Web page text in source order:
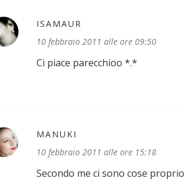
ISAMAUR
10 febbraio 2011 alle ore 09:50
Ci piace parecchioo *.*
MANUKI
10 febbraio 2011 alle ore 15:18
Secondo me ci sono cose